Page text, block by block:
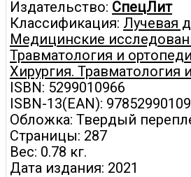
Издательство: СпецЛит
Классификация: Лучевая
Медицинские
Травматология и
Хирургия. Травматология
ISBN: 5299010966
ISBN-13(EAN):
Обложка: Твердый
Страницы: 287
Вес: 0.78 кг.
Дата издания: 2021